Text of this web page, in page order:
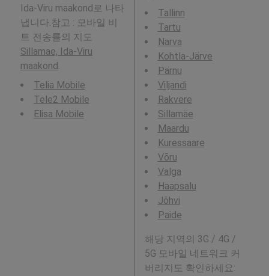
Ida-Viru maakond로 나타
냅니다.참고 : 모바일 비
트 전송률의 지도
Sillamae, Ida-Viru
maakond
Telia Mobile
Tele2 Mobile
Elisa Mobile
Tallinn
Tartu
Narva
Kohtla-Järve
Pärnu
Viljandi
Rakvere
Sillamäe
Maardu
Kuressaare
Võru
Valga
Haapsalu
Jõhvi
Paide
해당 지역의 3G / 4G /
5G 모바일 네트워크 커
버리지도 확인하세요: